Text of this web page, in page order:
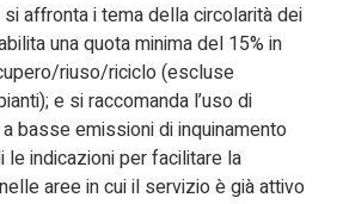
affronta i tema della circolarità dei
una quota minima del 15% in
riuso/riciclo (escluse
e si raccomanda l’uso di
basse emissioni di inquinamento
le indicazioni per facilitare la
aree in cui il servizio è già attivo